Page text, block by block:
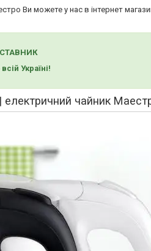
Ви можете у нас в інтернет
Україні!
електричний чайник